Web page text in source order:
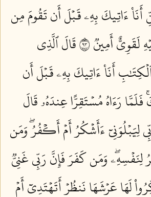
ءَاتِيكَ بِهِۦ قَبۡلَ أَن تَقُومَ مِن
أَمِينٞ ٣٩
قَالَ ٱلَّذِي
أَنَا۠ ءَاتِيكَ بِهِۦ قَبۡلَ أَن
رَءَاهُ مُسۡتَقِرًّا عِندَهُۥ قَالَ
لِيَبۡلُوَنِيٓ ءَأَشۡكُرُ أَمۡ أَكۡفُرُۖ وَمَن
لِنَفۡسِهِۦۖ وَمَن كَفَرَ فَإِنَّ رَبِّي غَنِيّٞ
لَهَا عَرۡشَهَا نَنظُرۡ أَتَهۡتَدِيٓ أَمۡ